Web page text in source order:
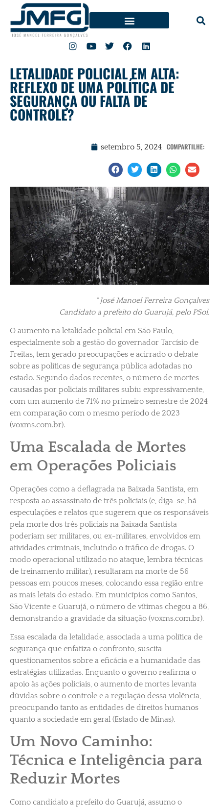
LETALIDADE POLICIAL EM ALTA:
REFLEXO DE UMA POLÍTICA DE
SEGURANÇA OU FALTA DE
CONTROLE?
setembro 5, 2024 COMPARTILHE:
*José Manoel Ferreira Gonçalves
Candidato a prefeito do Guarujá, pelo PSol.
O aumento na letalidade policial em São Paulo,
especialmente sob a gestão do governador Tarcísio de
Freitas, tem gerado preocupações e acirrado o debate
sobre as políticas de segurança pública adotadas no
estado. Segundo dados recentes, o número de mortes
causadas por policiais militares subiu expressivamente,
com um aumento de 71% no primeiro semestre de 2024
em comparação com o mesmo período de 2023​
(voxms.com.br).
Uma Escalada de Mortes
em Operações Policiais
Operações como a deflagrada na Baixada Santista, em
resposta ao assassinato de três policiais (e, diga-se, há
especulações e relatos que sugerem que os responsáveis
pela morte dos três policiais na Baixada Santista
poderiam ser militares, ou ex-militares, envolvidos em
atividades criminais, incluindo o tráfico de drogas. O
modo operacional utilizado no ataque, lembra técnicas
de treinamento militar), resultaram na morte de 56
pessoas em poucos meses, colocando essa região entre
as mais letais do estado. Em municípios como Santos,
São Vicente e Guarujá, o número de vítimas chegou a 86,
demonstrando a gravidade da situação​ (voxms.com.br).
Essa escalada da letalidade, associada a uma política de
segurança que enfatiza o confronto, suscita
questionamentos sobre a eficácia e a humanidade das
estratégias utilizadas. Enquanto o governo reafirma o
apoio às ações policiais, o aumento de mortes levanta
dúvidas sobre o controle e a regulação dessa violência,
preocupando tanto as entidades de direitos humanos
quanto a sociedade em geral​ (Estado de Minas).
Um Novo Caminho:
Técnica e Inteligência para
Reduzir Mortes
Como candidato a prefeito do Guarujá, assumo o